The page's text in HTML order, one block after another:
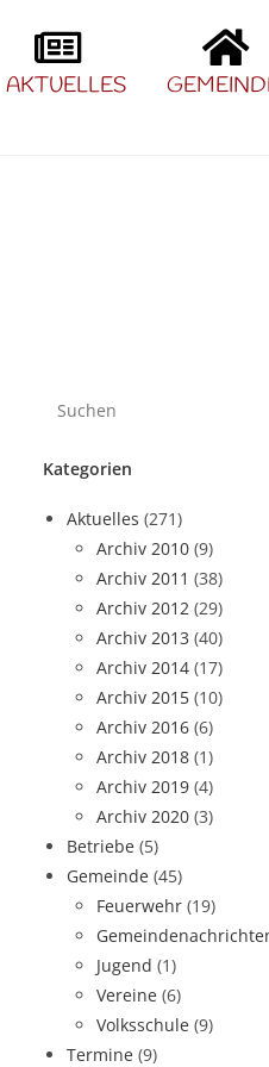
AKTUELLES
Kategorien
Aktuelles (271)
Archiv 2010 (9)
Archiv 2011 (38)
Archiv 2012 (29)
Archiv 2013 (40)
Archiv 2014 (17)
Archiv 2015 (10)
Archiv 2016 (6)
Archiv 2018 (1)
Archiv 2019 (4)
Archiv 2020 (3)
Betriebe (5)
Gemeinde (45)
Feuerwehr (19)
Jugend (1)
Vereine (6)
Volksschule (9)
Termine (9)